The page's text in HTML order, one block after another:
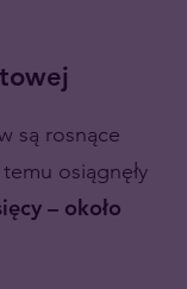
są rosnące
osiągnęły
– około